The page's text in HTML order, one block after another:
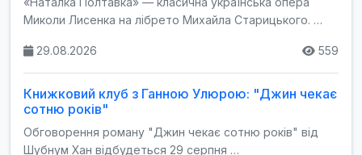
Миколи Лисенка на лібрето Михайла Старицького. …
29.08.2026 559
Книжковий клуб з Ганною Улюрою: "Джин чекає
сотню років"
Обговорення роману "Джин чекає сотню років" від
Шубнум Хан відбудеться 29 серпня …